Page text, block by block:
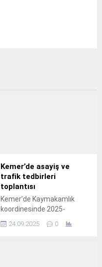
Kemer’de asayiş ve
trafik tedbirleri
toplantısı
Kemer’de Kaymakamlık
koordinesinde 2025-
asayiş trafik tedbirleri 1.
24.09.2025 0